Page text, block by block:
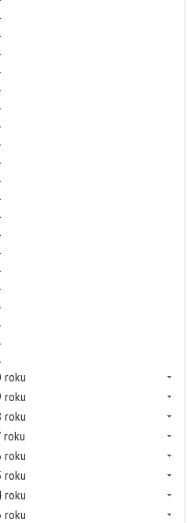
roku
roku
roku
roku
roku
roku
roku
roku